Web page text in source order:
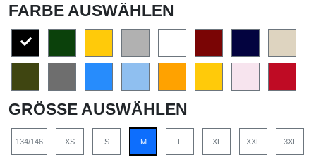
FARBE AUSWÄHLEN
GRÖSSE AUSWÄHLEN
134/146 XS S M L XL XXL 3XL